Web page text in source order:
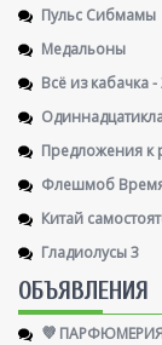
Пульс Сибмамы
Медальоны
Всё из кабачка
Предложения к
Флешмоб Время
Китай
Гладиолусы 3
ОБЪЯВЛЕНИЯ
💜 ПАРФЮМЕРИЯ